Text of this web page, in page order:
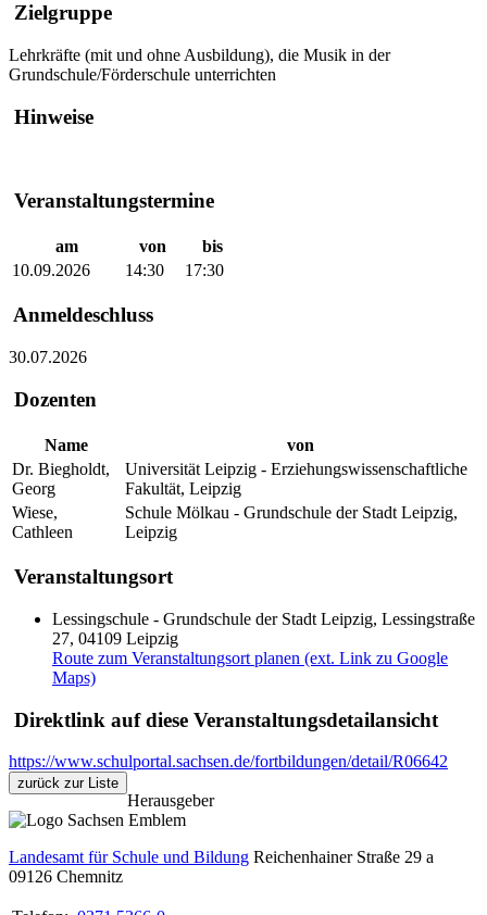
Zielgruppe
Lehrkräfte (mit und ohne Ausbildung), die Musik in der
Grundschule/Förderschule unterrichten
Hinweise
Veranstaltungstermine
am von
bis
10.09.2026
14:30 17:30
Anmeldeschluss
30.07.2026
Dozenten
Name
von
Dr. Biegholdt,
Georg
Universität Leipzig - Erziehungswissenschaftliche
Fakultät, Leipzig
Wiese,
Cathleen
Schule Mölkau - Grundschule der Stadt Leipzig,
Leipzig
Veranstaltungsort
Lessingschule - Grundschule der Stadt Leipzig, Lessingstraße
27, 04109 Leipzig
Route zum Veranstaltungsort planen (ext. Link zu Google
Maps)
Direktlink auf diese Veranstaltungsdetailansicht
https://www.schulportal.sachsen.de/fortbildungen/detail/R06642
zurück zur Liste
Herausgeber
Landesamt für Schule und Bildung Reichenhainer Straße 29 a
09126 Chemnitz